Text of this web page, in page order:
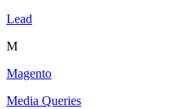
Lead
M
Magento
Media Queries